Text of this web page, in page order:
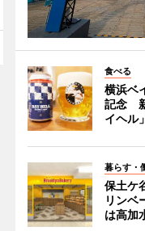
食べる
横浜ベ
記念
イヘル」
暮らす・
保土ケ
リン
は高加